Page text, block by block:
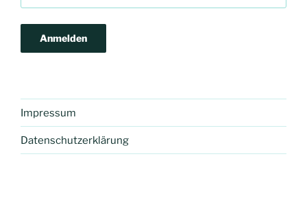
Impressum
Datenschutzerklärung